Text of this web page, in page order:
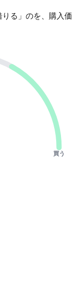
る」のを、購入価
買う